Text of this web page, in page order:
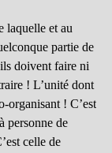
laquelle et au
partie de
doivent faire ni
! L’unité dont
organisant ! C’est
personne de
celle de